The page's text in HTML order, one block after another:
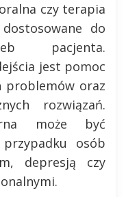
czy terapia
do
pacjenta.
jest pomoc
problemów oraz
rozwiązań.
może być
osób
depresją czy